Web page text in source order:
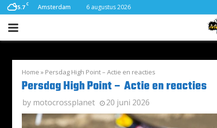
15.7 C Amsterdam 6 augustus 2026
PRIMARY
Home » Persdag High Point – Actie en reacties
Persdag High Point – Actie en reacties
by motocrossplanet 20 juni 2026